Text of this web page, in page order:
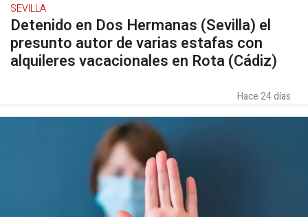
SEVILLA
Detenido en Dos Hermanas (Sevilla) el
presunto autor de varias estafas con
alquileres vacacionales en Rota (Cádiz)
Hace 24 días